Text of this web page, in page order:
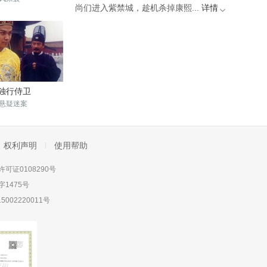
行侍卫
疑迷案
尚们进入紫禁城，趁机杀掉康熙... 详情
权利声明 使用帮助
可证0108290号
1475号
号